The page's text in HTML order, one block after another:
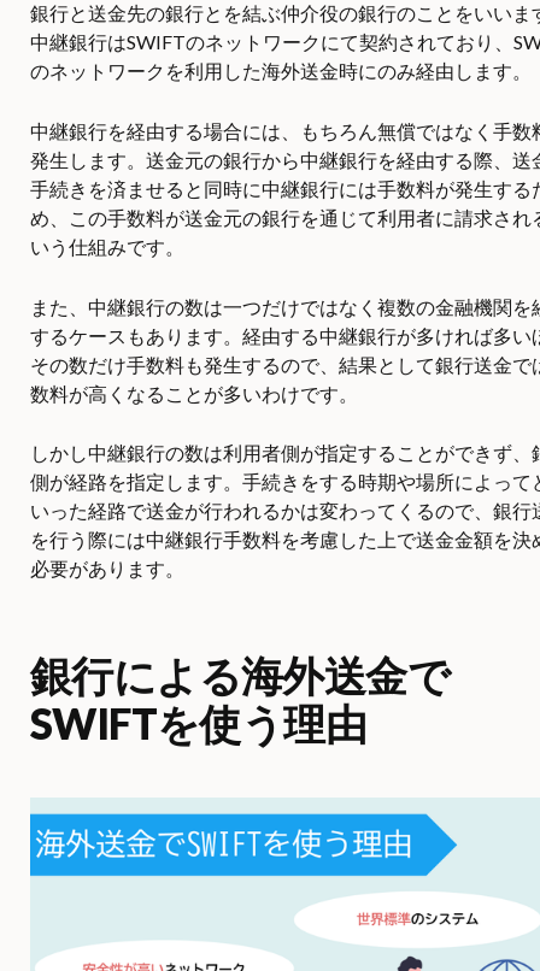
銀行と送金先の銀行とを結ぶ仲介役の銀行のことをいいま
中継銀行はSWIFTのネットワークにて契約されており、
のネットワークを利用した海外送金時にのみ経由します。
中継銀行を経由する場合には、もちろん無償ではなく手数
発生します。送金元の銀行から中継銀行を経由する際、送
手続きを済ませると同時に中継銀行には手数料が発生する
め、この手数料が送金元の銀行を通じて利用者に請求され
いう仕組みです。
また、中継銀行の数は一つだけではなく複数の金融機関を
するケースもあります。経由する中継銀行が多ければ多い
その数だけ手数料も発生するので、結果として銀行送金で
数料が高くなることが多いわけです。
しかし中継銀行の数は利用者側が指定することができず、
側が経路を指定します。手続きをする時期や場所によって
いった経路で送金が行われるかは変わってくるので、銀行
を行う際には中継銀行手数料を考慮した上で送金金額を決
必要があります。
銀行による海外送金で
SWIFTを使う理由